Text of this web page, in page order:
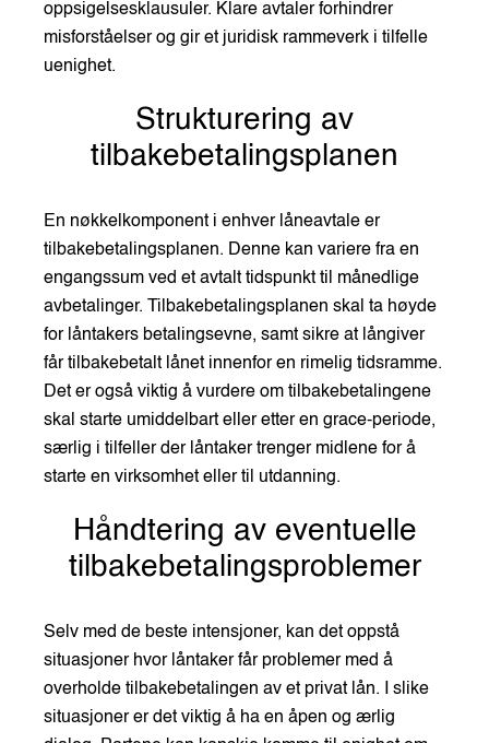
oppsigelsesklausuler. Klare avtaler forhindrer
misforståelser og gir et juridisk rammeverk i tilfelle
uenighet.
Strukturering av
tilbakebetalingsplanen
En nøkkelkomponent i enhver låneavtale er
tilbakebetalingsplanen. Denne kan variere fra en
engangssum ved et avtalt tidspunkt til månedlige
avbetalinger. Tilbakebetalingsplanen skal ta høyde
for låntakers betalingsevne, samt sikre at långiver
får tilbakebetalt lånet innenfor en rimelig tidsramme.
Det er også viktig å vurdere om tilbakebetalingene
skal starte umiddelbart eller etter en grace-periode,
særlig i tilfeller der låntaker trenger midlene for å
starte en virksomhet eller til utdanning.
Håndtering av eventuelle
tilbakebetalingsproblemer
Selv med de beste intensjoner, kan det oppstå
situasjoner hvor låntaker får problemer med å
overholde tilbakebetalingen av et privat lån. I slike
situasjoner er det viktig å ha en åpen og ærlig